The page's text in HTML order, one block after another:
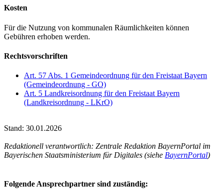
Kosten
Für die Nutzung von kommunalen Räumlichkeiten können
Gebühren erhoben werden.
Rechtsvorschriften
Art. 57 Abs. 1 Gemeindeordnung für den Freistaat Bayern
(Gemeindeordnung - GO)
Art. 5 Landkreisordnung für den Freistaat Bayern
(Landkreisordnung - LKrO)
Stand: 30.01.2026
Redaktionell verantwortlich: Zentrale Redaktion BayernPortal im
Bayerischen Staatsministerium für Digitales (siehe BayernPortal)
Folgende Ansprechpartner sind zuständig: